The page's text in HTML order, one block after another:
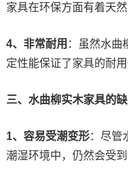
家具在环保方面有着天然
4、非常耐用 ：虽然水曲
定性能保证了家具的耐用
三、水曲柳实木家具的
1、容易受潮变形：尽管
潮湿环境中，仍然会受到